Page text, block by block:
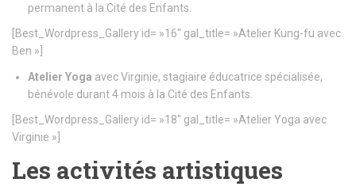
permanent à la Cité des Enfants.
[Best_Wordpress_Gallery id= »16″ gal_title= »Atelier Kung-fu avec
Ben »]
Atelier Yoga avec Virginie, stagiaire éducatrice spécialisée,
bénévole durant 4 mois à la Cité des Enfants.
[Best_Wordpress_Gallery id= »18″ gal_title= »Atelier Yoga avec
Virginie »]
Les activités artistiques